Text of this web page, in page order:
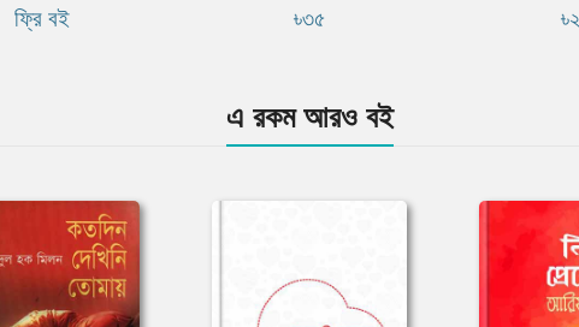
ফ্রি বই ৳৩৫
এ রকম আরও বই